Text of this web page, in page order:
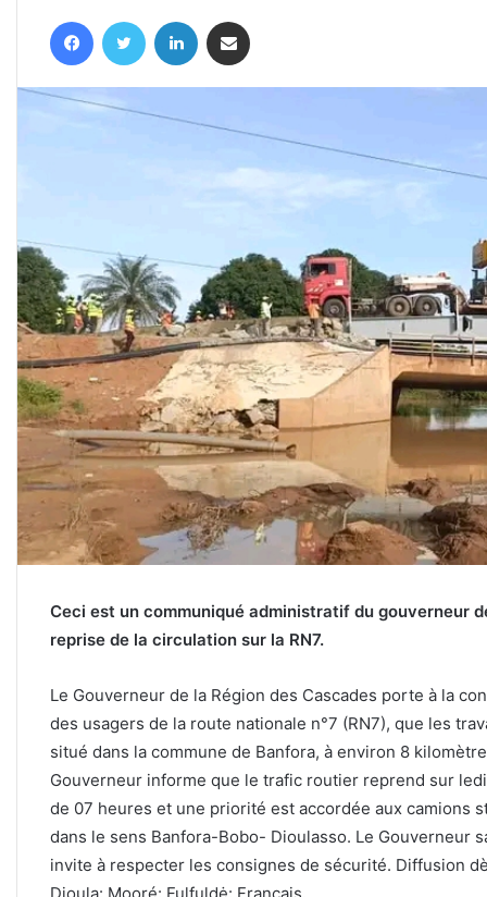
courriel
FacebookTwitter Linkedin
Ceci est un communiqué administratif du gouverneur
reprise de la circulation sur la RN7.
Le Gouverneur de la Région des Cascades porte à la
des usagers de la route nationale n°7 (RN7), que les
situé dans la commune de Banfora, à environ 8
Gouverneur informe que le trafic routier reprend sur
de 07 heures et une priorité est accordée aux camions
dans le sens Banfora-Bobo- Dioulasso. Le Gouverneur
invite à respecter les consignes de sécurité. Diffusion